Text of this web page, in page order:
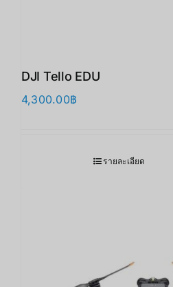
DJI Tello EDU
4,300.00฿
รายละเอียด